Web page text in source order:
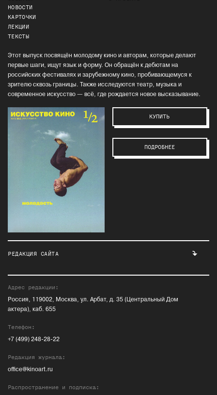
НОВОСТИ
КАРТОЧКИ
ЛЕКЦИИ
ТЕКСТЫ
Этот выпуск посвящён молодому кино и авторам, которые делают
первые шаги, ищут язык и форму. Он обращён к дебютам на
российских фестивалях и зарубежному кино, пробивающемуся к
зрителю сквозь границы. Также исследуются театр, музыка и
современное искусство — всё, где рождается новое высказывание.
КУПИТЬ
ПОДРОБНЕЕ
РЕДАКЦИЯ САЙТА
Адрес редакции:
Россия, 119002, Москва, ул. Арбат, д. 35 (Центральный Дом
актера), каб. 655
Телефон:
+7 (499) 248-28-22
Редакция журнала:
office@kinoart.ru
Распространение и подписка: